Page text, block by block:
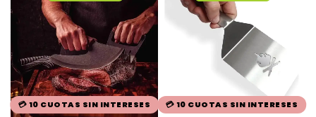
💳 10 CUOTAS SIN INTERESES 💳 10 CUOTAS SIN INTERESES